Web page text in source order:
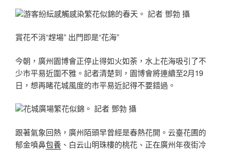
游客紛紜感觸感染繁花似錦的春天。 記者 鄧勃 攝
賞花不消“趕場” 出門即是“花海”
今朝，廣州園博會正停止得如火如荼，水上花海吸引了不
少市平易近圍不雅。記者清楚到，園博會將連續至2月19
日，想再睹花城風度的市平易近記得不要錯過。
花城廣場繁花似錦。 記者 鄧勃 攝
跟著氣象回熱，廣州陌頭早曾經是春熱花開。云臺花圃的
郁金噴鼻包養 、白云山明珠樓的桃花、正在廣州年夜街冷